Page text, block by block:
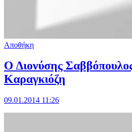
Αποθήκη
Ο Διονύσης
Καραγκιόζη
09.01.2014 11:26